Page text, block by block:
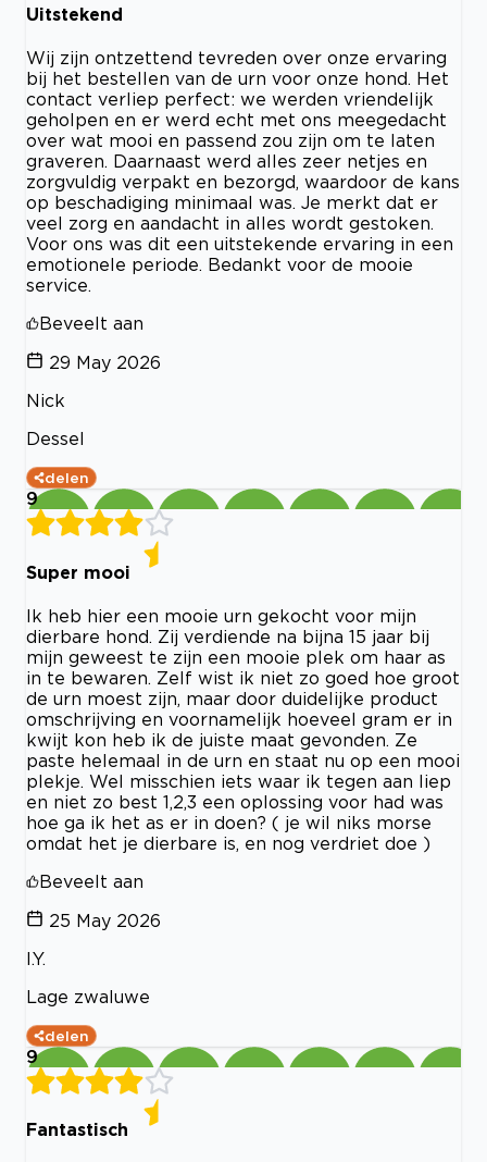
Uitstekend
Wij zijn ontzettend tevreden over onze ervaring
bij het bestellen van de urn voor onze hond. Het
contact verliep perfect: we werden vriendelijk
geholpen en er werd echt met ons meegedacht
over wat mooi en passend zou zijn om te laten
graveren. Daarnaast werd alles zeer netjes en
zorgvuldig verpakt en bezorgd, waardoor de kans
op beschadiging minimaal was. Je merkt dat er
veel zorg en aandacht in alles wordt gestoken.
Voor ons was dit een uitstekende ervaring in een
emotionele periode. Bedankt voor de mooie
service.
Beveelt aan
29 May 2026
Nick
Dessel
delen
9
Super mooi
Ik heb hier een mooie urn gekocht voor mijn
dierbare hond. Zij verdiende na bijna 15 jaar bij
mijn geweest te zijn een mooie plek om haar as
in te bewaren. Zelf wist ik niet zo goed hoe groot
de urn moest zijn, maar door duidelijke product
omschrijving en voornamelijk hoeveel gram er in
kwijt kon heb ik de juiste maat gevonden. Ze
paste helemaal in de urn en staat nu op een mooi
plekje. Wel misschien iets waar ik tegen aan liep
en niet zo best 1,2,3 een oplossing voor had was
hoe ga ik het as er in doen? ( je wil niks morse
omdat het je dierbare is, en nog verdriet doe )
Beveelt aan
25 May 2026
I.Y.
Lage zwaluwe
delen
9
Fantastisch